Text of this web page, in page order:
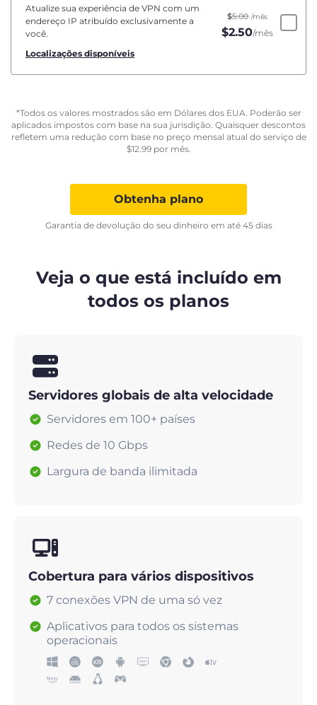
Atualize sua experiência de VPN com um
endereço IP atribuído exclusivamente a
você.
Localizações disponíveis
$5.00 /mês
$2.50/mês
*Todos os valores mostrados são em Dólares dos EUA. Poderão ser
aplicados impostos com base na sua jurisdição. Quaisquer descontos
refletem uma redução com base no preço mensal atual do serviço de
$12.99por mês.
Obtenha plano
Garantia de devolução do seu dinheiro em até 45 dias
Veja o que está incluído em
todos os planos
Servidores globais de alta velocidade
Servidores em 100+ países
Redes de 10 Gbps
Largura de banda ilimitada
Cobertura para vários dispositivos
7 conexões VPN de uma só vez
Aplicativos para todos os sistemas
operacionais